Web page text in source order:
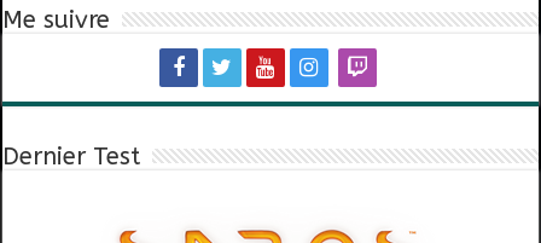
Me suivre
Dernier Test